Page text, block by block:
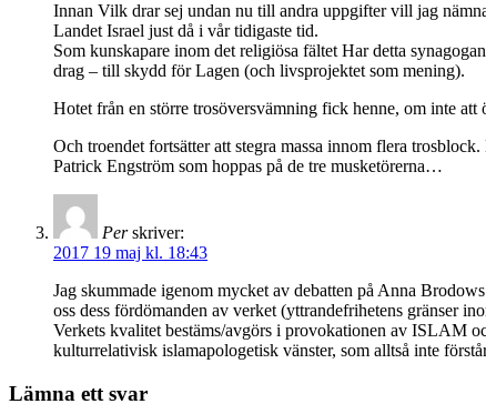
Innan Vilk drar sej undan nu till andra uppgifter vill jag
Landet Israel just då i vår tidigaste tid.
Som kunskapare inom det religiösa fältet Har detta
drag – till skydd för Lagen (och livsprojektet som mening).
Hotet från en större trosöversvämning fick henne, om inte
Och troendet fortsätter att stegra massa innom flera
Patrick Engström som hoppas på de tre musketörerna…
Per skriver:
2017 19 maj kl. 18:43
Jag skummade igenom mycket av debatten på Anna
oss dess fördömanden av verket (yttrandefrihetens gränser
Verkets kvalitet bestäms/avgörs i provokationen av ISLAM
kulturrelativisk islamapologetisk vänster, som alltså inte
Lämna ett svar